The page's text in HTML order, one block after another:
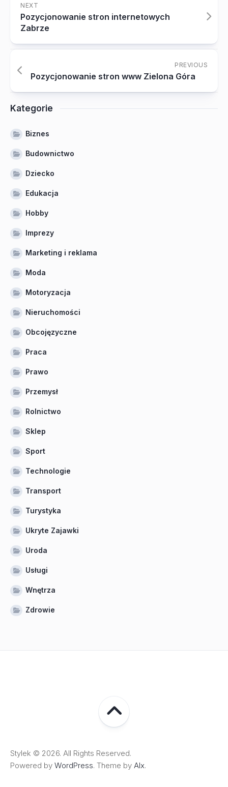
NEXT
Pozycjonowanie stron internetowych
Zabrze
PREVIOUS
Pozycjonowanie stron www Zielona Góra
Kategorie
Biznes
Budownictwo
Dziecko
Edukacja
Hobby
Imprezy
Marketing i reklama
Moda
Motoryzacja
Nieruchomości
Obcojęzyczne
Praca
Prawo
Przemysł
Rolnictwo
Sklep
Sport
Technologie
Transport
Turystyka
Ukryte Zajawki
Uroda
Usługi
Wnętrza
Zdrowie
Stylek © 2026. All Rights Reserved.
Powered by WordPress. Theme by Alx.